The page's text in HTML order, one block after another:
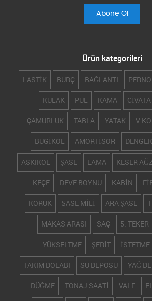
Ürün kategorileri
LASTİK BURÇ BAĞLANTI PERNO
KULAK PUL KAMA CİVATA
ÇAMURLUK TABLA YATAK V
BUGİKOL AMORTİSÖR
ASKIKOL ŞASE LAMA KESER
KEÇE DEVE BOYNU KABİN
KÖRÜK ŞASE MİLİ ARA ŞASE
MAKAS ARASI SAÇ 5. TEKER
YÜKSELTME ŞERİT İSTETME
TAKIM DOLABI SU DEPOSU YAĞ
DÜĞME TONAJ SAATİ VALF